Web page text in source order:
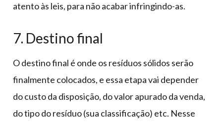
atento às leis, para não acabar infringindo-as.
7. Destino final
O destino final é onde os resíduos sólidos serão
finalmente colocados, e essa etapa vai depender
do custo da disposição, do valor apurado da venda,
do tipo do resíduo (sua classificação) etc. Nesse